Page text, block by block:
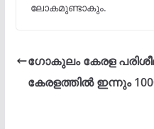
ലോകമുണ്ടാകും.
ഗോകുലം കേരള
കേരളത്തിൽ ഇന്നും